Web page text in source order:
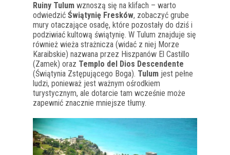
Ruiny Tulum wznoszą się na klifach – warto
odwiedzić Świątynię Fresków, zobaczyć grube
mury otaczające osadę, które pozostały do dziś i
podziwiać kultową świątynię. W Tulum znajduje się
również wieża strażnicza (widać z niej Morze
Karaibskie) nazwana przez Hiszpanów El Castillo
(Zamek) oraz Templo del Dios Descendente
(Świątynia Zstępującego Boga). Tulum jest pełne
ludzi, ponieważ jest ważnym ośrodkiem
turystycznym, ale dotarcie tam wcześnie może
zapewnić znacznie mniejsze tłumy.